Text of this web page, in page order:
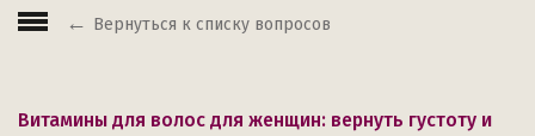
Вернуться к списку вопросов
Витамины для волос для женщин: вернуть густоту и